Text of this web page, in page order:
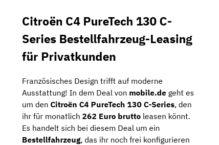
Citroën C4 PureTech 130 C-
Series Bestellfahrzeug-Leasing
für Privatkunden
Französisches Design trifft auf moderne
Ausstattung! In dem Deal von mobile.de geht es
um den Citroën C4 PureTech 130 C-Series, den
ihr für monatlich 262 Euro brutto leasen könnt.
Es handelt sich bei diesem Deal um ein
Bestellfahrzeug, das ihr noch frei konfigurieren